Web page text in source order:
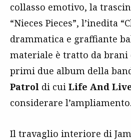
collasso emotivo, la
“Nieces Pieces”, l’inedita
drammatica e graffiante
materiale è tratto da
primi due album della
Patrol di cui Life And
considerare l’ampliamento.
Il travaglio interiore di